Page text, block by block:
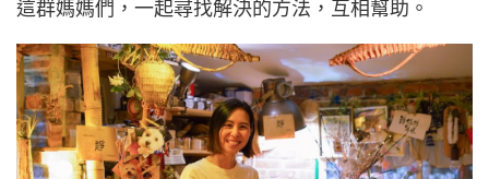
這群媽媽們，一起尋找解決的方法，互相幫助。